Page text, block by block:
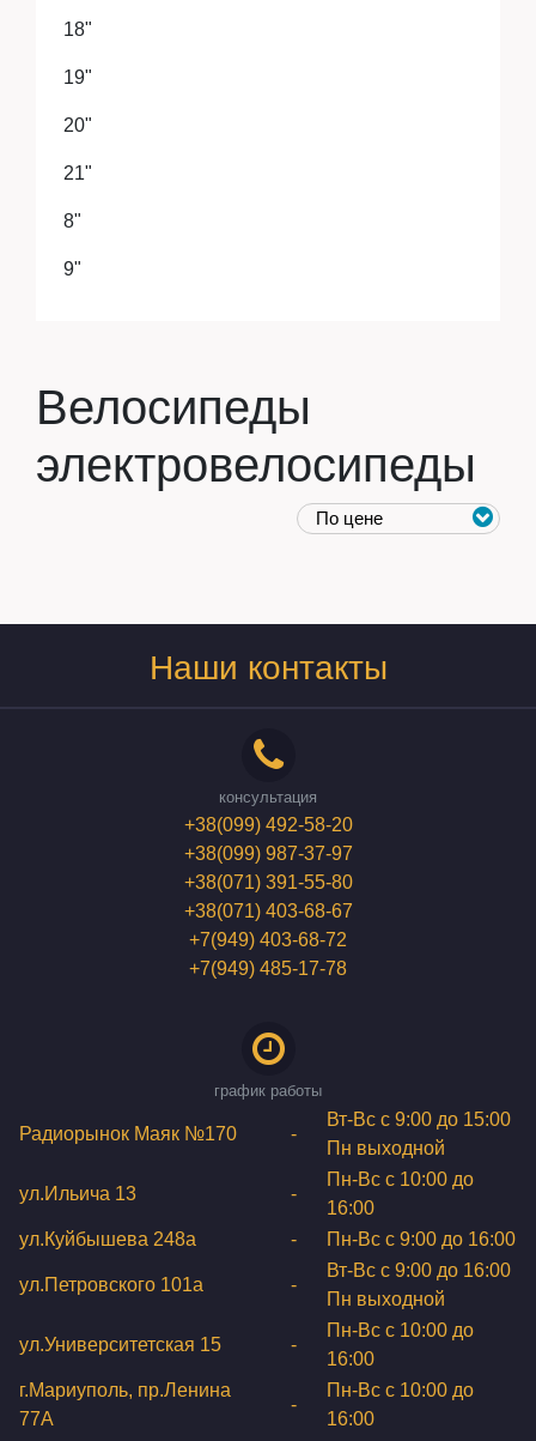
18"
19"
20"
21"
8"
9"
Велосипеды
электровелосипеды
Наши контакты
консультация
+38(099) 492-58-20
+38(099) 987-37-97
+38(071) 391-55-80
+38(071) 403-68-67
+7(949) 403-68-72
+7(949) 485-17-78
график работы
Радиорынок Маяк №170 -
Вт-Вс с 9:00 до 15:00
Пн выходной
ул.Ильича 13 -
Пн-Вс с 10:00 до
16:00
ул.Куйбышева 248а
- Пн-Вс с 9:00 до 16:00
ул.Петровского 101a -
Вт-Вс с 9:00 до 16:00
Пн выходной
ул.Университетская 15 -
Пн-Вс с 10:00 до
16:00
г.Мариуполь, пр.Ленина
77А
-
Пн-Вс с 10:00 до
16:00